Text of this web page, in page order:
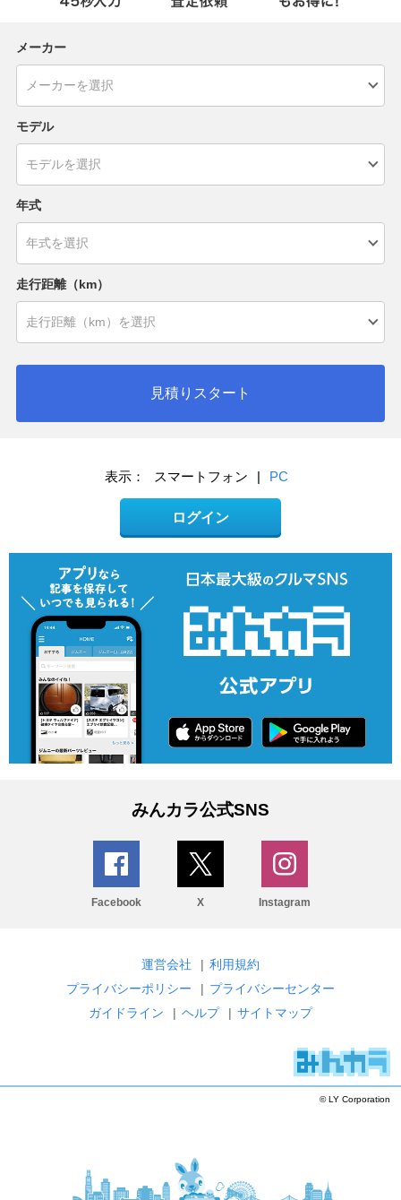
メーカー
モデル
年式
走行距離（km）
見積りスタート
表示： スマートフォン | PC
ログイン
みんカラ公式SNS
Facebook X Instagram
運営会社 | 利用規約
プライバシーポリシー
| プライバシーセンター
ガイドライン
| ヘルプ | サイトマップ
© LY Corporation